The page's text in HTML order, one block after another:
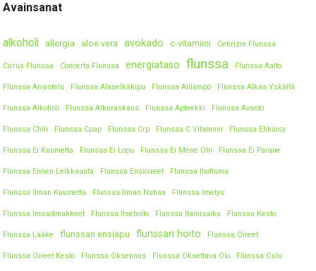
Avainsanat
alkoholi allergia aloe vera avokado c-vitamiini Cetirizin Flunssa
Cirrus Flunssa Concerta Flunssa energiataso flunssa Flunssa Aalto
Flunssa Aivastelu Flunssa Alaselkäkipu Flunssa Alilämpö Flunssa Alkaa Yskällä
Flunssa Alkoholi Flunssa Alkuraskaus Flunssa Apteekki Flunssa Avanto
Flunssa Chili Flunssa Cpap Flunssa Crp Flunssa C Vitamiini Flunssa Ehkäisy
Flunssa Ei Kuumetta Flunssa Ei Lopu Flunssa Ei Mene Ohi Flunssa Ei Parane
Flunssa Ennen Leikkausta Flunssa Ensioireet Flunssa Ihottuma
Flunssa Ilman Kuumetta Flunssa Ilman Nuhaa Flunssa Imetys
Flunssa Imusolmukkeet Flunssa Itsehoito Flunssa Itämisaika Flunssa Kesto
Flunssa Lääke flunssan ensiapu flunssan hoito Flunssa Oireet
Flunssa Oireet Kesto Flunssa Oksennus Flunssa Oksettava Olo Flunssa Oulu